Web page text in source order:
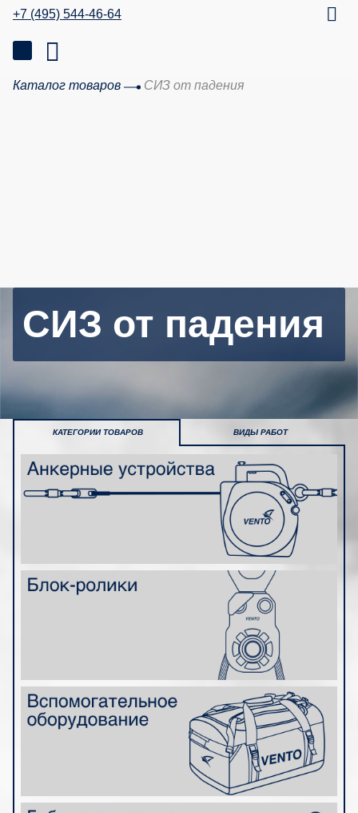
+7 (495) 544-46-64
Каталог товаров СИЗ от падения
СИЗ от падения
КАТЕГОРИИ ТОВАРОВ ВИДЫ РАБОТ